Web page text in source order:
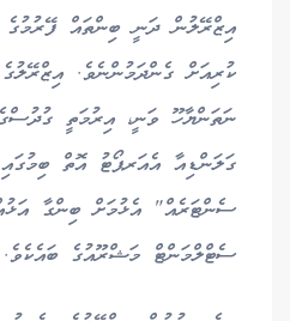
އިޒްރޭލުން ދަނީ ބިންތައް
ކުރިއަށް ގެންދަމުންނެވެ.
ނަތަންޔާހޫ ވަނީ، އިރުމަތީ
ގަލަންޑިއާ އެއަރޕޯޓު އޮތް
ސެންޓަރެއް" އެޅުމަށް ބިންގާ
ސެޓްލްމަންޓް މަޝްރޫއުގެ ބައެކެވެ.